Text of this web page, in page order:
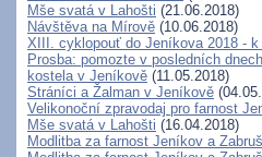
Mše svatá v Lahošti (21.06.2018)
Návštěva na Mírově (10.06.2018)
XIII. cyklopouť do Jeníkova 2018 -
Prosba: pomozte v posledních
kostela v Jeníkově (11.05.2018)
Stráníci a Žalman v Jeníkově
Velikonoční zpravodaj pro farnost
Mše svatá v Lahošti (16.04.2018)
Modlitba za farnost Jeníkov a